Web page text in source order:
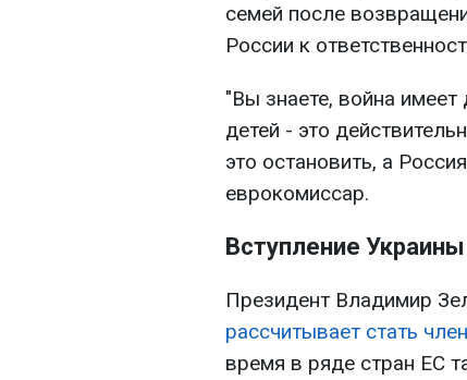
семей после
России к
"Вы знаете, война
детей - это
это остановить, а
еврокомиссар.
Вступление
Президент Владимир
рассчитывает стать
время в ряде стран ЕС